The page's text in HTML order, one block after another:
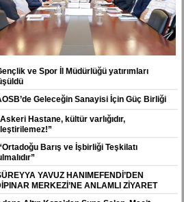
ve Spor İl Müdürlüğü yatırımları
Geleceğin Sanayisi İçin Güç Birliği
Hastane, kültür varlığıdır,
Barış ve İşbirliği Teşkilatı
YAVUZ HANIMEFENDİ’DEN
MERKEZİ’NE ANLAMLI ZİYARET